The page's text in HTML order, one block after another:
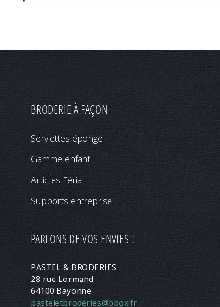
BRODERIE À FAÇON
Serviettes éponge
Gamme enfant
Articles Féria
Supports entreprise
PARLONS DE VOS ENVIES !
PASTEL & BRODERIES
28 rue Lormand
64100 Bayonne
pasteletbroderies@bbox.fr